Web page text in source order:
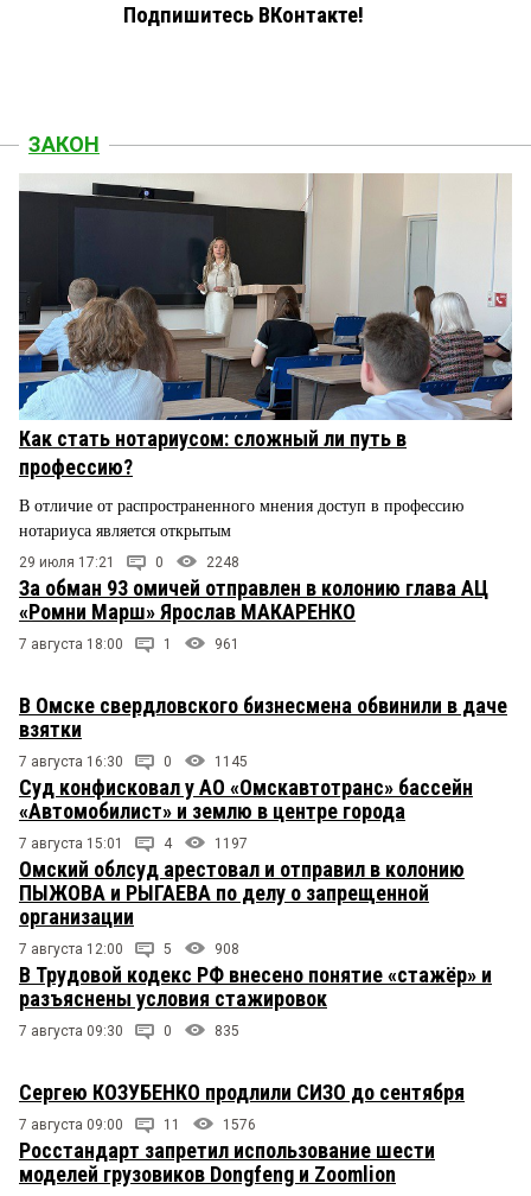
Подпишитесь ВКонтакте!
ЗАКОН
Как стать нотариусом: сложный ли путь в
профессию?
В отличие от распространенного мнения доступ в профессию
нотариуса является открытым
29 июля 17:21 0 2248
За обман 93 омичей отправлен в колонию глава АЦ
«Ромни Марш» Ярослав МАКАРЕНКО
7 августа 18:00 1 961
В Омске свердловского бизнесмена обвинили в даче
взятки
7 августа 16:30 0 1145
Суд конфисковал у АО «Омскавтотранс» бассейн
«Автомобилист» и землю в центре города
7 августа 15:01 4 1197
Омский облсуд арестовал и отправил в колонию
ПЫЖОВА и РЫГАЕВА по делу о запрещенной
организации
7 августа 12:00 5 908
В Трудовой кодекс РФ внесено понятие «стажёр» и
разъяснены условия стажировок
7 августа 09:30 0 835
Сергею КОЗУБЕНКО продлили СИЗО до сентября
7 августа 09:00 11 1576
Росстандарт запретил использование шести
моделей грузовиков Dongfeng и Zoomlion